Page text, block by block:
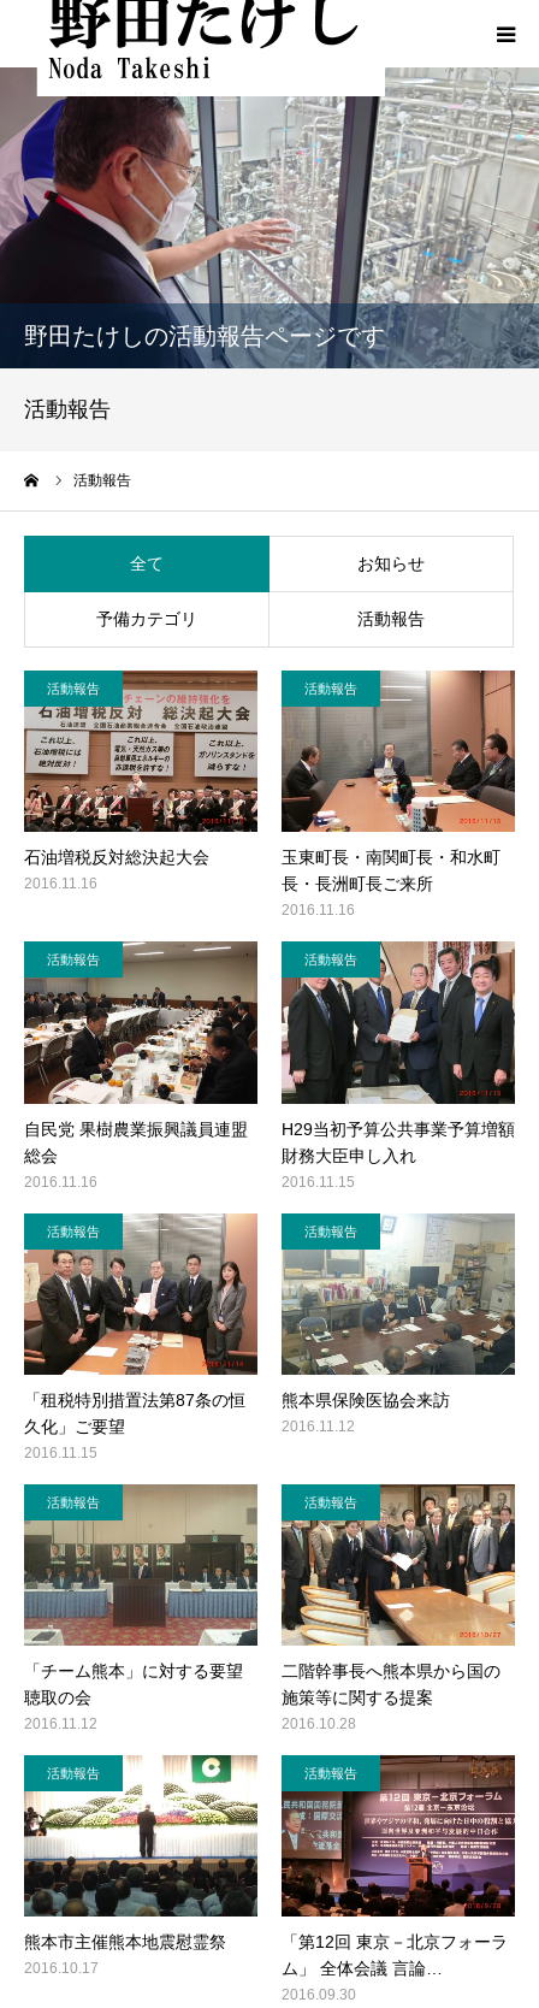
野田たけしの活動報告ページです
活動報告
活動報告
全て お知らせ
予備カテゴリ 活動報告
活動報告
石油増税反対総決起大会
2016.11.16
活動報告
玉東町長・南関町長・和水町
長・長洲町長ご来所
2016.11.16
活動報告
自民党 果樹農業振興議員連盟
総会
2016.11.16
活動報告
H29当初予算公共事業予算増額
財務大臣申し入れ
2016.11.15
活動報告
「租税特別措置法第87条の恒
久化」ご要望
2016.11.15
活動報告
熊本県保険医協会来訪
2016.11.12
活動報告
「チーム熊本」に対する要望
聴取の会
2016.11.12
活動報告
二階幹事長へ熊本県から国の
施策等に関する提案
2016.10.28
活動報告
熊本市主催熊本地震慰霊祭
2016.10.17
活動報告
「第12回 東京－北京フォーラ
ム」 全体会議 言論…
2016.09.30
HOME
プロフィール
ふるさとでの実績
政策
動画一覧
ご意見・メール